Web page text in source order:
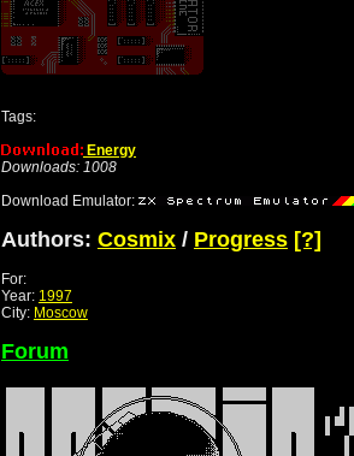
Tags:
Energy
Downloads: 1008
Download Emulator:
Authors: Cosmix/ Progress [?]
For:
Year: 1997
City: Moscow
Forum